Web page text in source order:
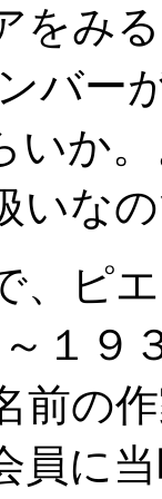
をみ
バー
いか
いな
ピエ
１９
前の
員に